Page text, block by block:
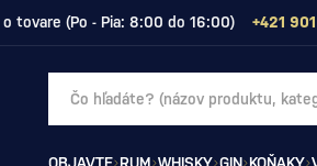
tovare (Po - Pia: 8:00 do 16:00) +421
OBJAVTE RUM WHISKY GIN KOŇAKY